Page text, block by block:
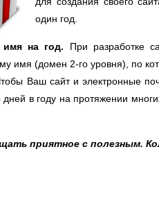
один год.
на год. При разработке
имя (домен 2-го уровня), по
Ваш сайт и электронные
в году на протяжении
приятное с полезным.